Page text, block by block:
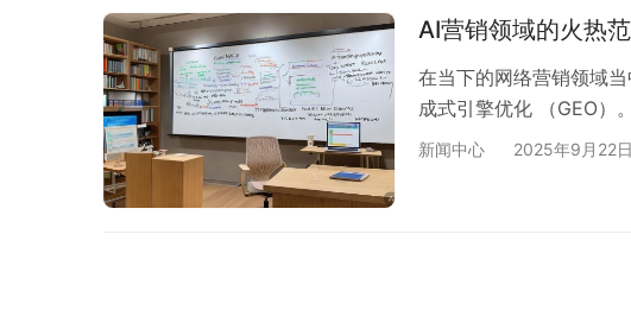
AI营销领域的火热
在当下的网络营销领域
成式引擎优化 （GEO）。
新闻中心 2025年9月22日